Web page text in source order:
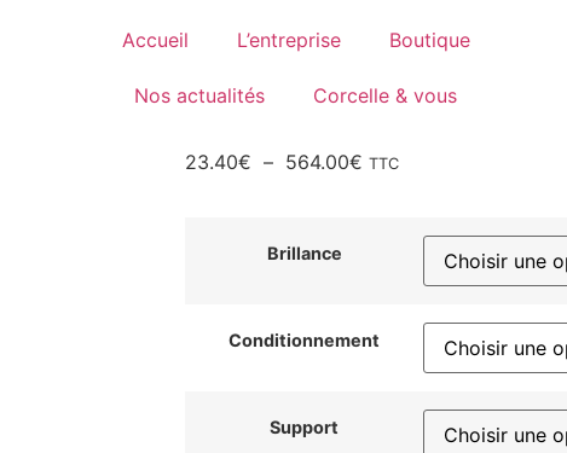
Accueil L’entreprise Boutique
Nos actualités Corcelle & vous
23.40€ – 564.00€ TTC
Brillance
Conditionnement
Support